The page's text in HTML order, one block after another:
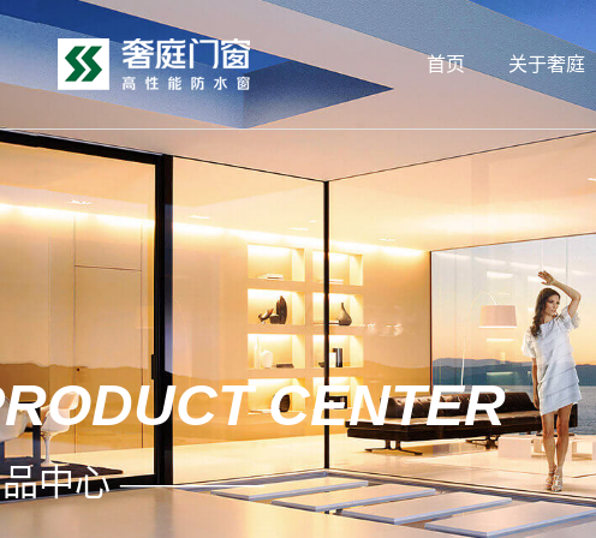
首页 关于奢庭
CENTER
品中心 ————